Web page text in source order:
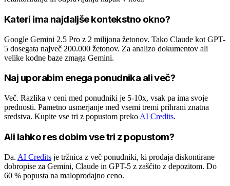
Kateri ima najdaljše kontekstno okno?
Google Gemini 2.5 Pro z 2 milijona žetonov. Tako Claude kot GPT-
5 dosegata največ 200.000 žetonov. Za analizo dokumentov ali
velike kodne baze zmaga Gemini.
Naj uporabim enega ponudnika ali več?
Več. Razlika v ceni med ponudniki je 5-10x, vsak pa ima svoje
prednosti. Pametno usmerjanje med vsemi tremi prihrani znatna
sredstva. Kupite vse tri z popustom preko AI Credits.
Ali lahko res dobim vse tri z popustom?
Da. AI Credits je tržnica z več ponudniki, ki prodaja diskontirane
dobropise za Gemini, Claude in GPT-5 z zaščito z depozitom. Do
60 % popusta na maloprodajno ceno.